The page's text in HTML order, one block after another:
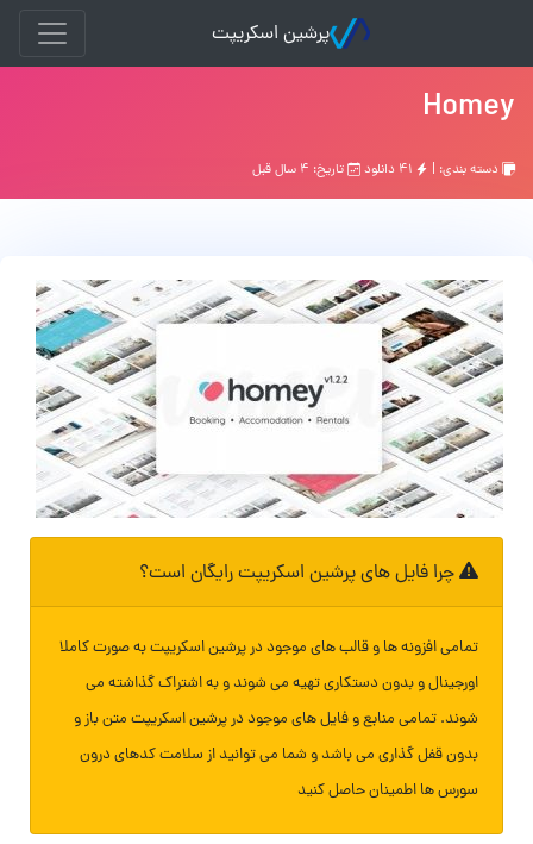
پرشین اسکریپت
Homey
دسته بندی: | تاریخ: ۴ سال قبل
چرا فایل های پرشین اسکریپت رایگان است؟
تمامی افزونه ها و قالب های موجود در پرشین اسکریپت به صورت کاملا
اورجینال و بدون دستکاری تهیه می شوند و به اشتراک گذاشته می
شوند. تمامی منابع و فایل های موجود در پرشین اسکریپت متن باز و
بدون قفل گذاری می باشد و شما می توانید از سلامت کدهای درون
سورس ها اطمینان حاصل کنید